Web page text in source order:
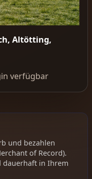
Altötting,
verfügbar
und bezahlen
of Record).
dauerhaft in Ihrem